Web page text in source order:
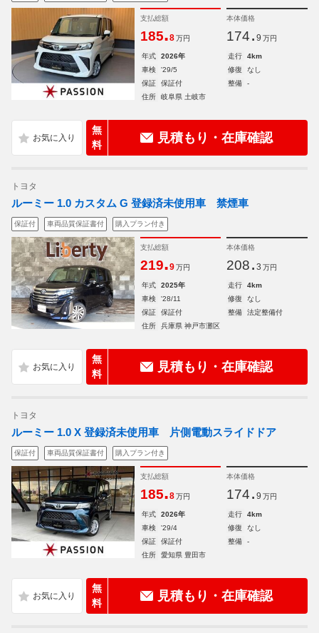
支払総額
185.8 万円
本体価格
174. 9 万円
年式 2026年 走行
4km
車検
'29/5 修復
なし
保証
保証付 整備
-
住所
岐阜県 土岐市
無
料
見積もり・在庫確認
トヨタ
ルーミー 1.0 カスタム G 登録済未使用車 禁煙車
保証付 車両品質保証書付 購入プラン付き
支払総額
219.9 万円
本体価格
208. 3 万円
年式 2025年 走行
4km
車検
'28/11 修復
なし
保証
保証付 整備
法定整備付
住所
兵庫県 神戸市灘区
無
料
見積もり・在庫確認
トヨタ
ルーミー 1.0 X 登録済未使用車 片側電動スライドドア
保証付 車両品質保証書付 購入プラン付き
支払総額
185.8 万円
本体価格
174. 9 万円
年式 2026年 走行
4km
車検
'29/4 修復
なし
保証
保証付 整備
-
住所
愛知県 豊田市
無
料
見積もり・在庫確認